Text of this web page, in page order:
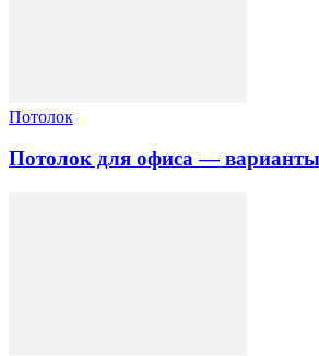
Потолок
Потолок для офиса — варианты